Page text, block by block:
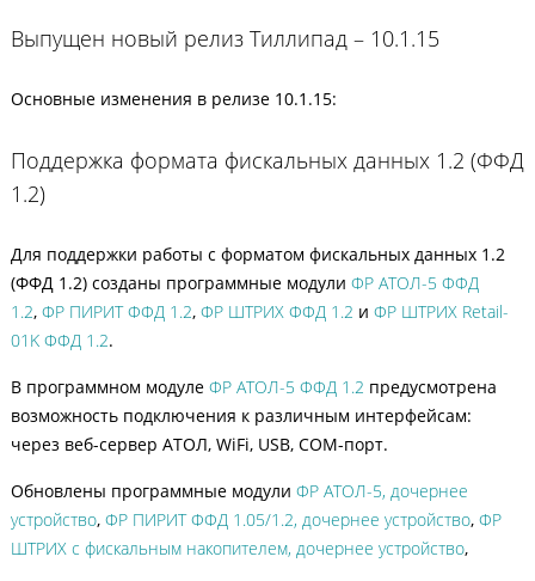
Выпущен новый релиз Тиллипад – 10.1.15
Основные изменения в релизе 10.1.15:
Поддержка формата фискальных данных 1.2 (ФФД
1.2)
Для поддержки работы с форматом фискальных данных 1.2
(ФФД 1.2) созданы программные модули ФР АТОЛ-5 ФФД
1.2, ФР ПИРИТ ФФД 1.2, ФР ШТРИХ ФФД 1.2 и ФР ШТРИХ Retail-
01K ФФД 1.2.
В программном модуле ФР АТОЛ-5 ФФД 1.2 предусмотрена
возможность подключения к различным интерфейсам:
через веб-сервер АТОЛ, WiFi, USB, COM-порт.
Обновлены программные модули ФР АТОЛ-5, дочернее
устройство, ФР ПИРИТ ФФД 1.05/1.2, дочернее устройство, ФР
ШТРИХ с фискальным накопителем, дочернее устройство,